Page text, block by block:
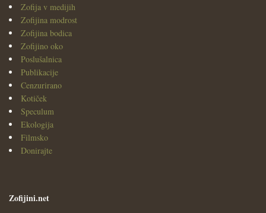
Zofija v medijih
Zofijina modrost
Zofijina bodica
Zofijino oko
Poslušalnica
Publikacije
Cenzurirano
Kotiček
Speculum
Ekologija
Filmsko
Donirajte
Zofijini.net